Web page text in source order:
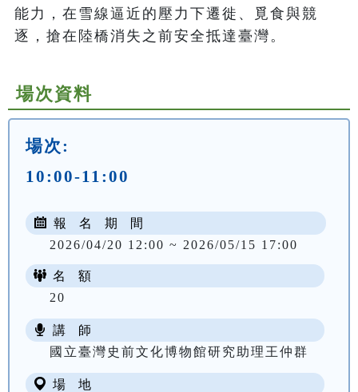
能力，在雪線逼近的壓力下遷徙、覓食與競
逐，搶在陸橋消失之前安全抵達臺灣。
場次資料
場次:
10:00-11:00
報 名 期 間
2026/04/20 12:00 ~ 2026/05/15 17:00
名 額
20
講 師
國立臺灣史前文化博物館研究助理王仲群
場 地